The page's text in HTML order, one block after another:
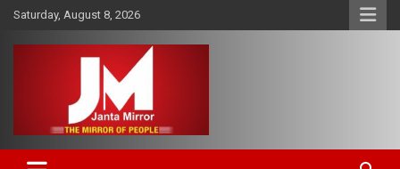
Skip
content
Saturday, August 8, 2026
Janta Mirror